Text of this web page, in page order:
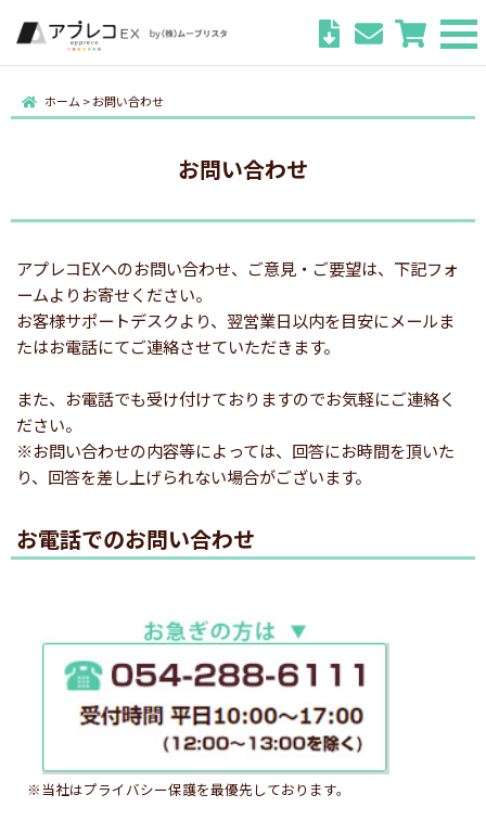
ホーム >お問い合わせ
お問い合わせ
アプレコEXへのお問い合わせ、ご意見・ご要望は、下記フォ
ームよりお寄せください。
お客様サポートデスクより、翌営業日以内を目安にメールま
たはお電話にてご連絡させていただきます。
また、お電話でも受け付けておりますのでお気軽にご連絡く
ださい。
※お問い合わせの内容等によっては、回答にお時間を頂いた
り、回答を差し上げられない場合がございます。
お電話でのお問い合わせ
※当社はプライバシー保護を最優先しております。